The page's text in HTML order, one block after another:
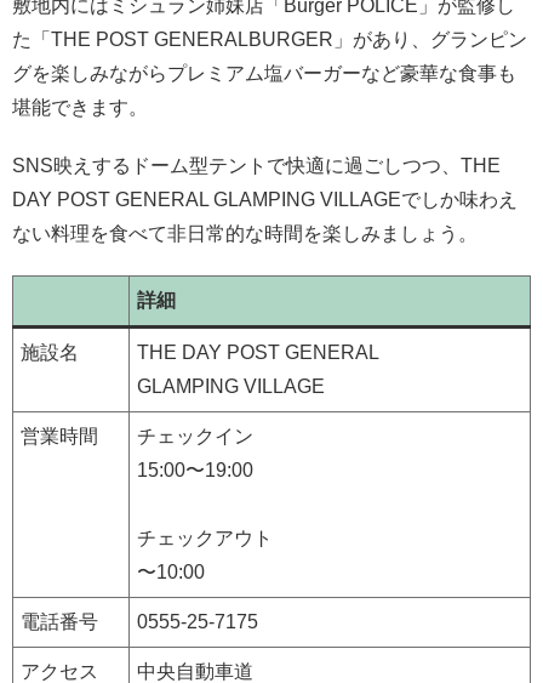
敷地内にはミシュラン姉妹店「Burger POLICE」が監修し
た「THE POST GENERALBURGER」があり、グランピン
グを楽しみながらプレミアム塩バーガーなど豪華な食事も
堪能できます。
SNS映えするドーム型テントで快適に過ごしつつ、THE
DAY POST GENERAL GLAMPING VILLAGEでしか味わえ
ない料理を食べて非日常的な時間を楽しみましょう。
詳細
施設名
THE DAY POST GENERAL
GLAMPING VILLAGE
営業時間
チェックイン
15:00〜19:00
チェックアウト
〜10:00
電話番号 0555-25-7175
アクセス
中央自動車道